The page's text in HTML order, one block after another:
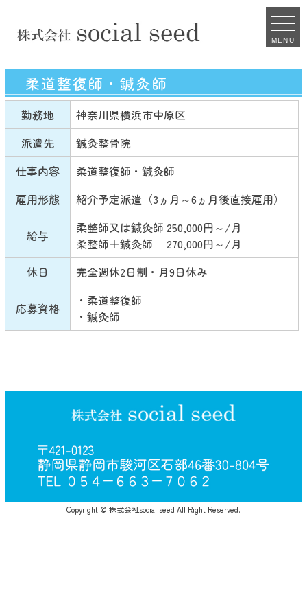
MENU
柔道整復師・鍼灸師
勤務地
神奈川県横浜市中原区
派遣先
鍼灸整骨院
仕事内容
柔道整復師・鍼灸師
雇用形態
紹介予定派遣（3ヵ月～6ヵ月後直接雇用）
給与
柔整師又は鍼灸師 250,000円～/月
柔整師＋鍼灸師 270,000円～/月
休日
完全週休2日制・月9日休み
応募資格
・柔道整復師
・鍼灸師
Copyright © 株式会社social seed All Right Reserved.